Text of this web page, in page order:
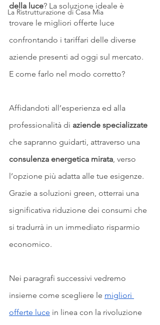
La Ristrutturazione di Casa Mia
della luce? La soluzione ideale è
trovare le migliori offerte luce
confrontando i tariffari delle diverse
aziende presenti ad oggi sul mercato.
E come farlo nel modo corretto?
Affidandoti all’esperienza ed alla
professionalità di aziende specializzate
che sapranno guidarti, attraverso una
consulenza energetica mirata , verso
l’opzione più adatta alle tue esigenze.
Grazie a soluzioni green, otterrai una
significativa riduzione dei consumi che
si tradurrà in un immediato risparmio
economico.
Nei paragrafi successivi vedremo
insieme come scegliere le migliori
offerte luce in linea con la rivoluzione